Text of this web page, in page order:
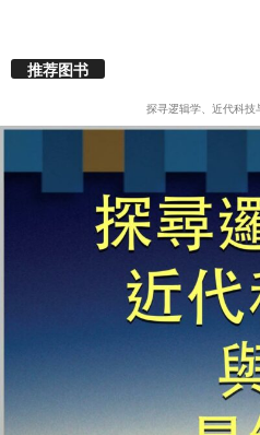
推荐图书
探寻逻辑学、近代科技